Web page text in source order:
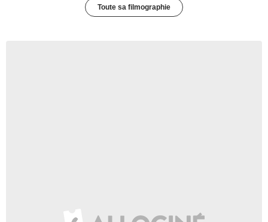
Toute sa filmographie